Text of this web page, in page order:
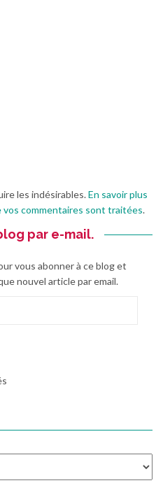
les indésirables.En savoir plus
vos commentaires sont traitées.
par e-mail.
vous abonner à ce blog et
nouvel article par email.